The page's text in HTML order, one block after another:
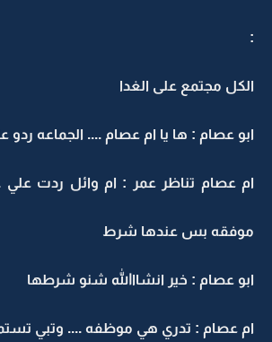
:
الكل مجتمع على الغدا
ابو عصام : ها يا ام عصام .... الجماعه ردو
ام عصام تناظر عمر : ام وائل ردت علي
موفقه بس عندها شرط
ابو عصام : خير انشااالله شنو شرطها
ام عصام : تدري هي موظفه .... وتبي